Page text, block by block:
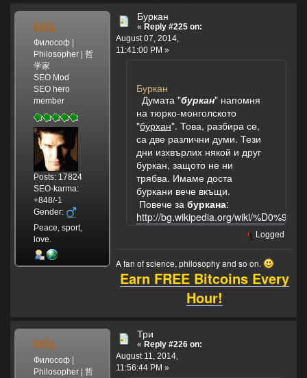
елементаризми (Read 301474 times)
MSL
Философ |
Philosopher | 哲
学家
SEO Mod
SEO hero
member
Posts: 17824
SEO-karma:
+848/-1
Gender:
Peace, sport,
love.
Буркан
« Reply #225 on:
August 07, 2014,
11:41:00 PM »
Буркан
Думата "буркан" напомня
на тюрко-монголското
"бурхан". Това, разбира се,
са две различни думи. Тези
дни изхвърлих някой и друг
буркан, защото не ни
трябва. Имаме доста
буркани вече вкъщи.
Повече за буркана:
http://bg.wikipedia.org/wiki/
Logged
A fan of science, philosophy and so on.
Earn FREE Bitcoins Every
Hour!
MSL
Философ |
Philosopher | 哲
Три
« Reply #226 on:
August 11, 2014,
11:56:44 PM »